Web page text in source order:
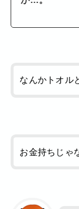
なんかトオル
お金持ちじゃ